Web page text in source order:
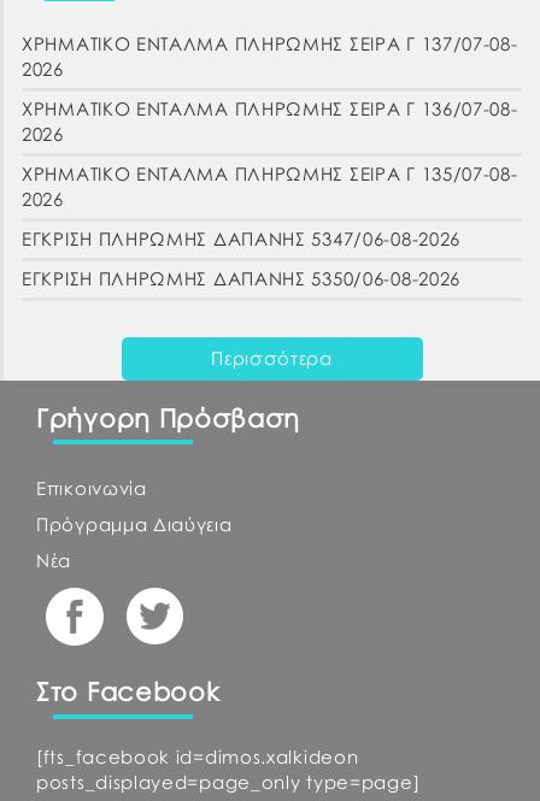
ΧΡΗΜΑΤΙΚΟ ΕΝΤΑΛΜΑ ΠΛΗΡΩΜΗΣ ΣΕΙΡΑ Γ 137/07-08-
2026
ΧΡΗΜΑΤΙΚΟ ΕΝΤΑΛΜΑ ΠΛΗΡΩΜΗΣ ΣΕΙΡΑ Γ 136/07-08-
2026
ΧΡΗΜΑΤΙΚΟ ΕΝΤΑΛΜΑ ΠΛΗΡΩΜΗΣ ΣΕΙΡΑ Γ 135/07-08-
2026
ΕΓΚΡΙΣΗ ΠΛΗΡΩΜΗΣ ΔΑΠΑΝΗΣ 5347/06-08-2026
ΕΓΚΡΙΣΗ ΠΛΗΡΩΜΗΣ ΔΑΠΑΝΗΣ 5350/06-08-2026
Περισσότερα
Γρήγορη Πρόσβαση
Επικοινωνία
Πρόγραμμα Διαύγεια
Νέα
Στο Facebook
[fts_facebook id=dimos.xalkideon
posts_displayed=page_only type=page]